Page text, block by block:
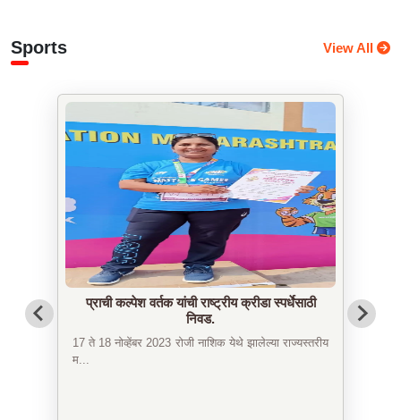
Sports View All
प्राची कल्पेश वर्तक यांची राष्ट्रीय क्रीडा स्पर्धेसाठी
निवड.
17 ते 18 नोव्हेंबर 2023 रोजी नाशिक येथे झालेल्या राज्यस्तरीय
म...